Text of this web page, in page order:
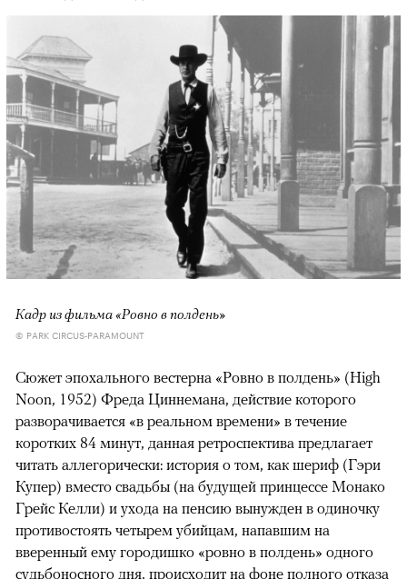
Кадр из фильма «Ровно в полдень»
© PARK CIRCUS-PARAMOUNT
Сюжет эпохального вестерна «Ровно в полдень» (High
Noon, 1952) Фреда Циннемана, действие которого
разворачивается «в реальном времени» в течение
коротких 84 минут, данная ретроспектива предлагает
читать аллегорически: история о том, как шериф (Гэри
Купер) вместо свадьбы (на будущей принцессе Монако
Грейс Келли) и ухода на пенсию вынужден в одиночку
противостоять четырем убийцам, напавшим на
вверенный ему городишко «ровно в полдень» одного
судьбоносного дня, происходит на фоне полного отказа